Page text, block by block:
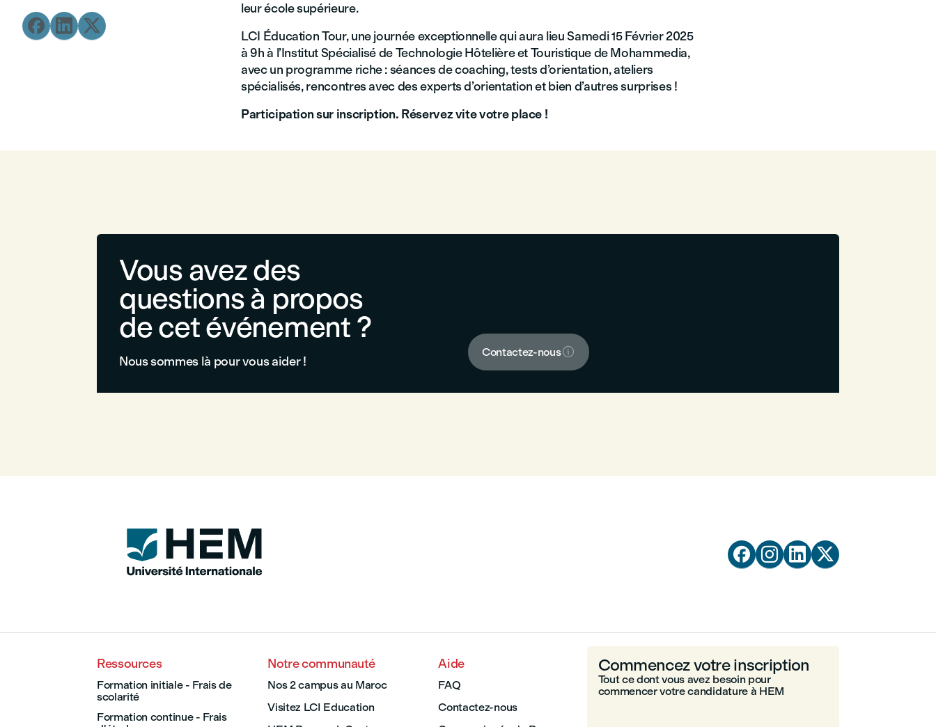
  
leur école supérieure.
LCI Éducation Tour, une journée exceptionnelle qui aura lieu Samedi 15 Février 2025
à 9h à l’Institut Spécialisé de Technologie Hôtelière et Touristique de Mohammedia,
avec un programme riche : séances de coaching, tests d’orientation, ateliers
spécialisés, rencontres avec des experts d’orientation et bien d’autres surprises !
Participation sur inscription. Réservez vite votre place !
Vous avez des
questions à propos
de cet événement ?
Nous sommes là pour vous aider !
Contactez-nous
   
Ressources
Formation initiale - Frais de
scolarité
Formation continue - Frais
Notre communauté
Nos 2 campus au Maroc
Visitez LCI Education
Aide
FAQ
Contactez-nous
Commencez votre inscription
Tout ce dont vous avez besoin pour
commencer votre candidature à HEM